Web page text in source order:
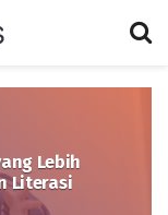
Lebih
Literasi